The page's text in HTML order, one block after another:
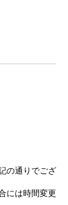
の通りでござ
には時間変更